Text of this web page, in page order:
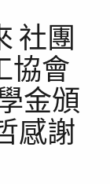
社團
協會
金頒
感謝